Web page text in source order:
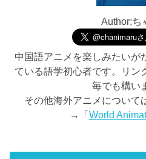
Author:ち
中国語アニメを楽しみたいが
ている語学初心者です。リン
毎でも構い
その他海外アニメについて
→「World